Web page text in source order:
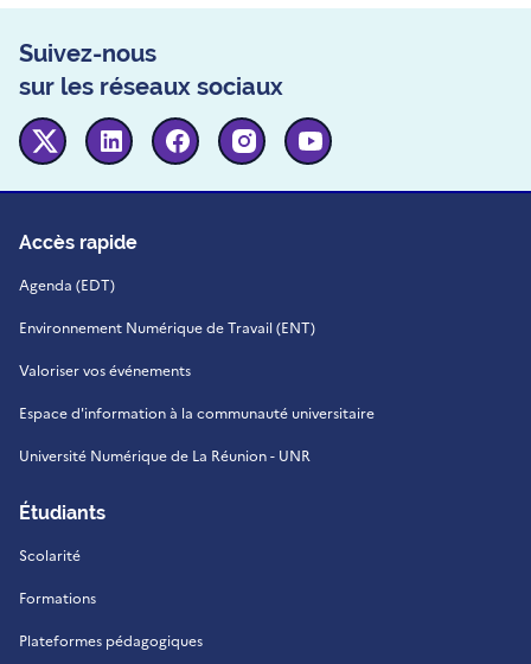
Suivez-nous
sur les réseaux sociaux
Twitter Linkedin FacebookInstagram
Accès rapide
Agenda (EDT)
Environnement Numérique de Travail (ENT)
Valoriser vos événements
Espace d'information à la communauté universitaire
Université Numérique de La Réunion - UNR
Étudiants
Scolarité
Formations
Plateformes pédagogiques